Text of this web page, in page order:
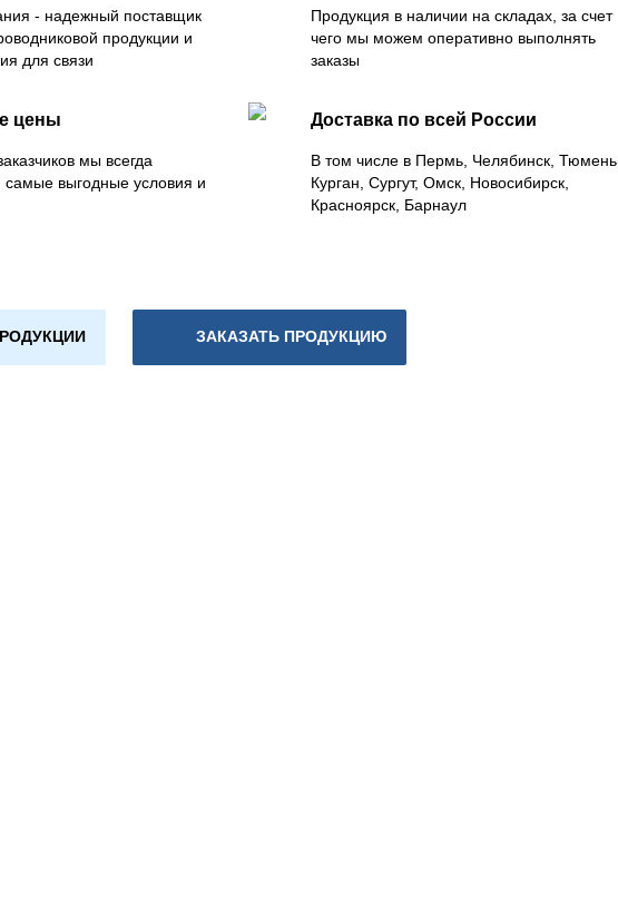
- надежный поставщик
продукции и
для связи
Продукция в наличии на складах, за счет
чего мы можем оперативно выполнять
заказы
цены
мы всегда
самые выгодные условия и
Доставка по всей России
В том числе в Пермь, Челябинск, Тюмень,
Курган, Сургут, Омск, Новосибирск,
Красноярск, Барнаул
ЗАКАЗАТЬ ПРОДУКЦИЮ